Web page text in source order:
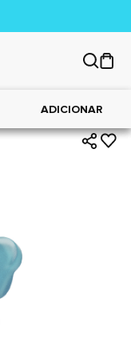
ADICIONAR